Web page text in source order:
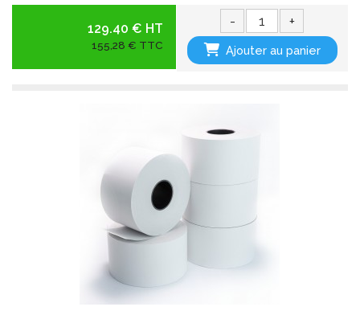
129.40 € HT
155,28 € TTC
- +
Ajouter au panier